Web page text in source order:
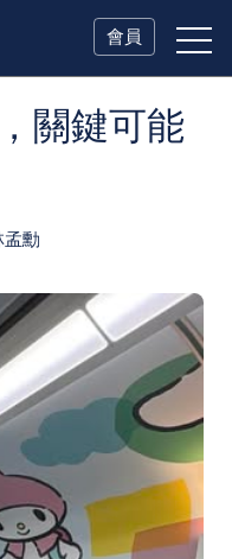
會員
關鍵可能
孟勳